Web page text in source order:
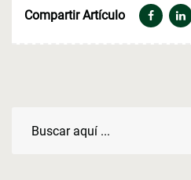
Compartir Artículo